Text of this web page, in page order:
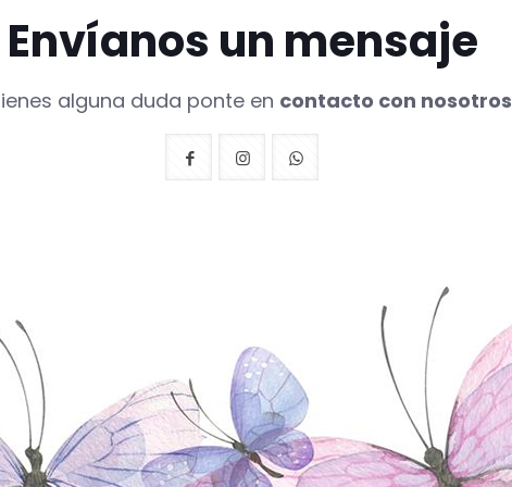
Envíanos un mensaje
alguna duda ponte en contacto con nosotros